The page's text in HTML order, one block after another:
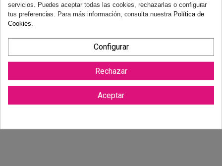
servicios. Puedes aceptar todas las cookies, rechazarlas o configurar
tus preferencias. Para más información, consulta nuestra Política de
Cookies
Configurar
Rechazar
Aceptar